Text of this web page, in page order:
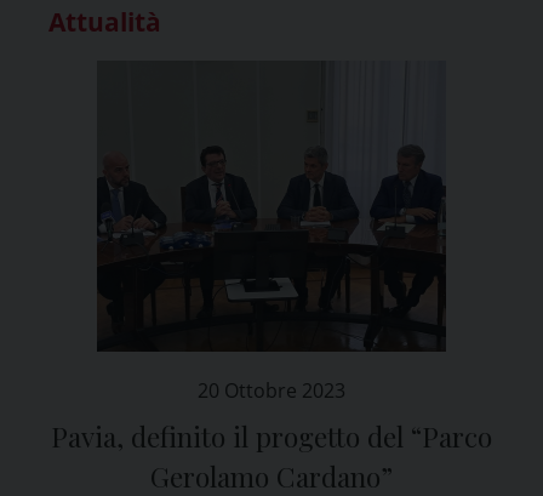
Attualità
20 Ottobre 2023
Pavia, definito il progetto del “Parco
Gerolamo Cardano”